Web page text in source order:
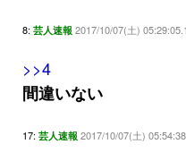
8: 芸人速報 2017/10/07(土)
>>4
間違いない
17: 芸人速報 2017/10/07(土)